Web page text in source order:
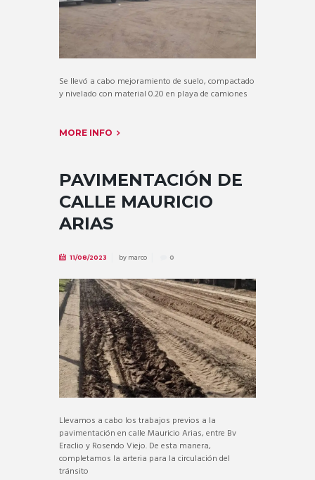
Se llevó a cabo mejoramiento de suelo, compactado
y nivelado con material 0.20 en playa de camiones
MORE INFO
PAVIMENTACIÓN DE
CALLE MAURICIO
ARIAS
11/08/2023 bymarco 0
Llevamos a cabo los trabajos previos a la
pavimentación en calle Mauricio Arias, entre Bv
Eraclio y Rosendo Viejo. De esta manera,
completamos la arteria para la circulación del
tránsito